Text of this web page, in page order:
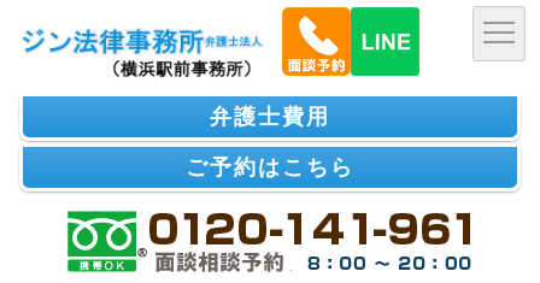
弁護士費用
ご予約はこちら